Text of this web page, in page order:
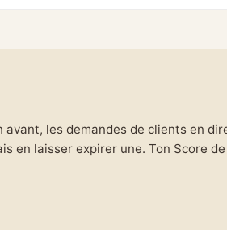
les demandes de clients en
en laisser expirer une. Ton Score